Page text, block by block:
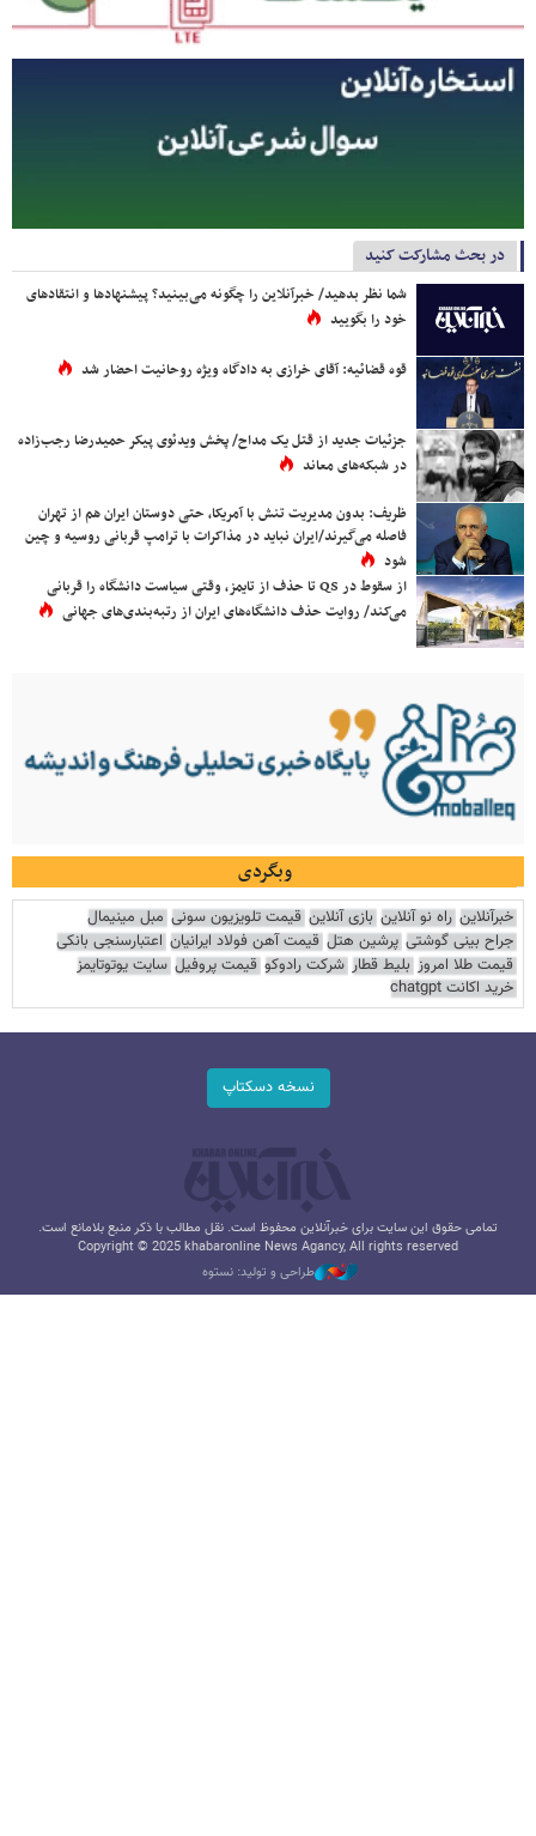
در بحث مشارکت کنید
شما نظر بدهید/ خبرآنلاین را چگونه می‌بینید؟ پیشنهادها و انتقادهای
خود را بگویید
قوه قضائیه: آقای خرازی به دادگاه ویژه روحانیت احضار شد
جزئیات جدید از قتل یک مداح/ پخش ویدئوی پیکر حمیدرضا رجب‌زاده
در شبکه‌های معاند
ظریف: بدون مدیریت تنش با آمریکا، حتی دوستان ایران هم از تهران
فاصله می‌گیرند/ایران نباید در مذاکرات با ترامپ قربانی روسیه و چین
شود
از سقوط در QS تا حذف از تایمز، وقتی سیاست دانشگاه را قربانی
می‌کند/ روایت حذف دانشگاه‌های ایران از رتبه‌بندی‌های جهانی
وبگردی
خبرآنلاین راه نو آنلاین بازی آنلاین قیمت تلویزیون سونی مبل مینیمال
جراح بینی گوشتی پرشین هتل قیمت آهن فولاد ایرانیان اعتبارسنجی بانکی
قیمت طلا امروز بلیط قطار شرکت رادوکو قیمت پروفیل سایت یوتوتایمز
خرید اکانت chatgpt
نسخه دسکتاپ
تمامی حقوق این سایت برای خبرآنلاین محفوظ است. نقل مطالب با ذکر منبع بلامانع است.
Copyright © 2025 khabaronline News Agancy, All rights reserved
طراحی و تولید: نستوه